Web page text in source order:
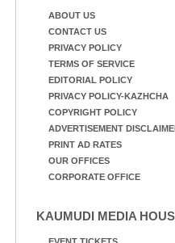
ABOUT US
CONTACT US
PRIVACY POLICY
TERMS OF SERVICE
EDITORIAL POLICY
PRIVACY POLICY-KAZHCHA
COPYRIGHT POLICY
ADVERTISEMENT
PRINT AD RATES
OUR OFFICES
CORPORATE OFFICE
KAUMUDI MEDIA